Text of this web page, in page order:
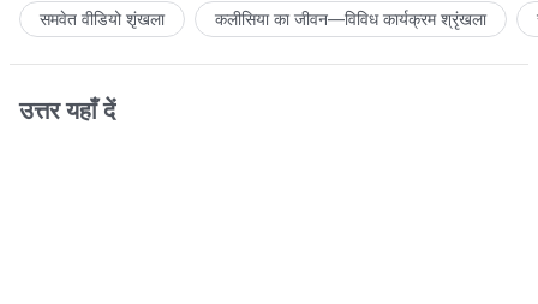
समवेत वीडियो शृंखला कलीसिया का जीवन—विविध कार्यक्रम श्रृंखला
उत्तर यहाँ दें